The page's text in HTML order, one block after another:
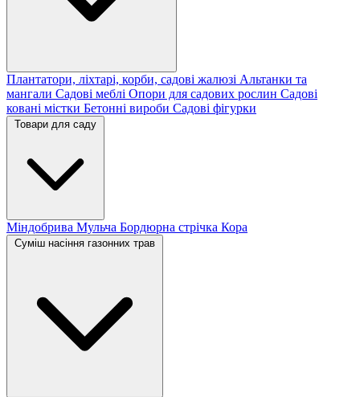
Плантатори, ліхтарі, корби, садові жалюзі Альтанки та
мангали Садові меблі Опори для садових рослин Садові
ковані містки Бетонні вироби Садові фігурки
Товари для саду
Міндобрива Мульча Бордюрна стрічка Кора
Суміш насіння газонних трав